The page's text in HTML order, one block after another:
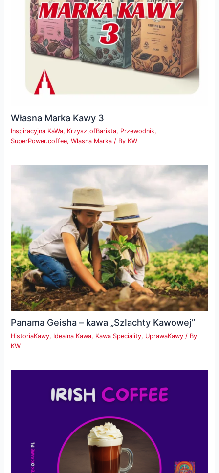
Własna Marka Kawy 3
Inspiracyjna KaWa, KrzysztofBarista, Przewodnik,
SuperPower.coffee,Własna Marka / By KW
Panama Geisha – kawa „Szlachty Kawowej”
HistoriaKawy, Idealna Kawa, Kawa Speciality, UprawaKawy / By
KW